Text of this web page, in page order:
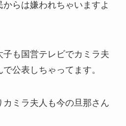
らは嫌われちゃいますよ
子も国営テレビでカミラ夫
公表しちゃってます。
カミラ夫人も今の旦那さん